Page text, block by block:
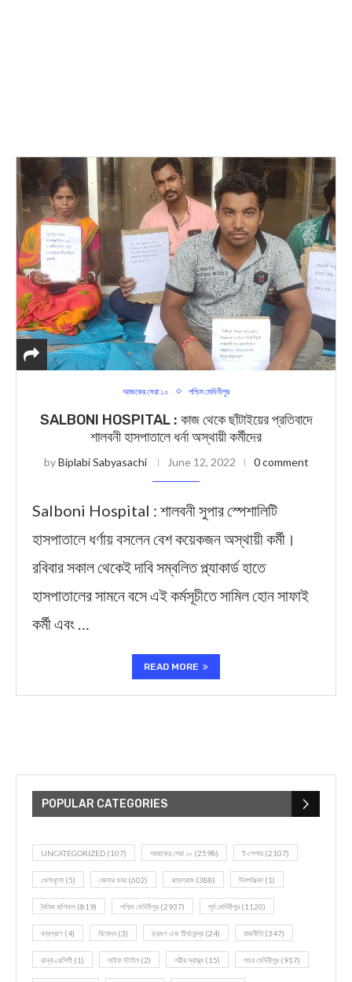
আজকের সেরা ১০ পশ্চিম মেদিনীপুর
SALBONI HOSPITAL : কাজ থেকে ছাঁটাইয়ের প্রতিবাদে
শালবনী হাসপাতালে ধর্না অস্থায়ী কর্মীদের
byBiplabi Sabyasachi June 12, 2022 0 comment
Salboni Hospital : শালবনী সুপার স্পেশালিটি
হাসপাতালে ধর্ণায় বসলেন বেশ কয়েকজন অস্থায়ী কর্মী।
রবিবার সকাল থেকেই দাবি সম্বলিত প্ল্যাকার্ড হাতে
হাসপাতালের সামনে বসে এই কর্মসূচীতে সামিল হোন সাফাই
কর্মী এবং …
READ MORE
POPULAR CATEGORIES
UNCATEGORIZED (107) আজকের সেরা ১০ (2598) ই-পেপার (2107)
খেলাধূলো (5) জেলার খবর (602) ঝাড়গ্রাম (388) দিনপঞ্জিকা (1)
দৈনিক রাশিফল (819) পশ্চিম মেদিনীপুর (2937) পূর্ব মেদিনীপুর (1120)
বন্যপ্রাণ (4) বিনোদন(3) ভ্রমণ এবং তীর্থকেন্দ্র (24) রাজনীতি(347)
রান্না-রেসিপী (1) লাইফ স্টাইল (2) শরীর স্বাস্থ্য (15) শহর মেদিনীপুর (917)